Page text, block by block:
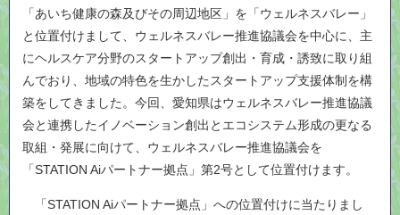
「あいち健康の森及びその周辺地区」を「ウェルネスバレー」
と位置付けまして、ウェルネスバレー推進協議会を中心に、主
にヘルスケア分野のスタートアップ創出・育成・誘致に取り組
んでおり、地域の特色を生かしたスタートアップ支援体制を構
築をしてきました。今回、愛知県はウェルネスバレー推進協議
会と連携したイノベーション創出とエコシステム形成の更なる
取組・発展に向けて、ウェルネスバレー推進協議会を
「STATION Aiパートナー拠点」第2号として位置付けます。
「STATION Aiパートナー拠点」への位置付けに当たりまし